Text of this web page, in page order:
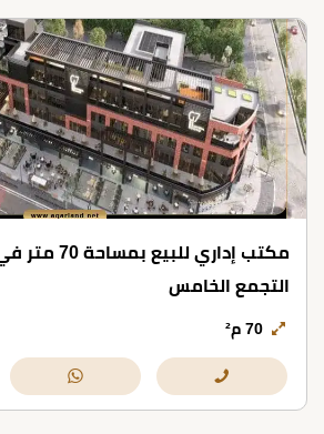
التجمع الخامس
70 م²